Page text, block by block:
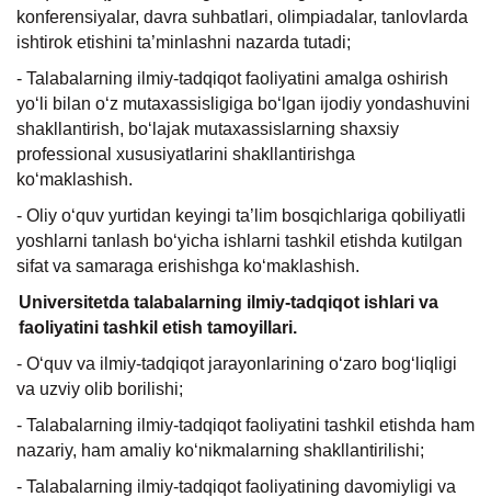
konferensiyalar, davra suhbatlari, olimpiadalar, tanlovlarda
ishtirok etishini ta’minlashni nazarda tutadi;
- Talabalarning ilmiy-tadqiqot faoliyatini amalga oshirish
yo‘li bilan o‘z mutaxassisligiga bo‘lgan ijodiy yondashuvini
shakllantirish, bo‘lajak mutaxassislarning shaxsiy
professional xususiyatlarini shakllantirishga
ko‘maklashish.
- Oliy o‘quv yurtidan keyingi ta’lim bosqichlariga qobiliyatli
yoshlarni tanlash bo‘yicha ishlarni tashkil etishda kutilgan
sifat va samaraga erishishga ko‘maklashish.
Universitetda talabalarning ilmiy-tadqiqot ishlari va
faoliyatini tashkil etish tamoyillari.
- O‘quv va ilmiy-tadqiqot jarayonlarining o‘zaro bog‘liqligi
va uzviy olib borilishi;
- Talabalarning ilmiy-tadqiqot faoliyatini tashkil etishda ham
nazariy, ham amaliy ko‘nikmalarning shakllantirilishi;
- Talabalarning ilmiy-tadqiqot faoliyatining davomiyligi va